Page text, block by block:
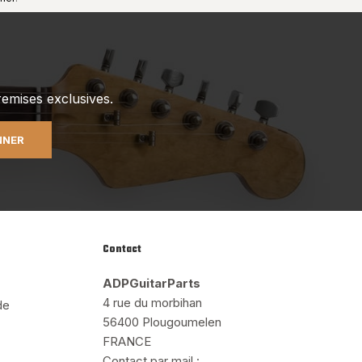
exclusives.
Contact
ADPGuitarParts
4 rue du morbihan
56400 Plougoumelen
FRANCE